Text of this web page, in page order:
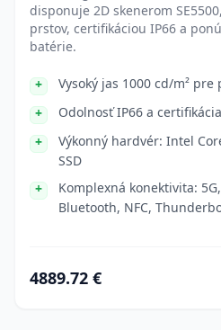
disponuje 2D skenerom
prstov, certifikáciou IP66 a
batérie.
Vysoký jas 1000 cd/m²
Odolnosť IP66 a
Výkonný hardvér: Intel
SSD
Komplexná konektivita:
Bluetooth, NFC,
4889.72 €